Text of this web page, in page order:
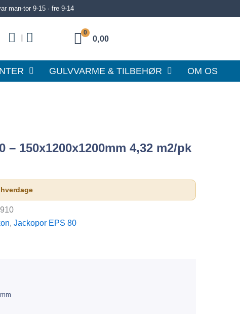
man-tor 9-15 · fre 9-14
|
0
0,00
GULVVARME & TILBEHØR OM OS
– 150x1200x1200mm 4,32 m2/pk
, Jackopor EPS 80